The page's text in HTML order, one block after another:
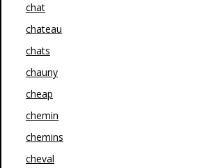
chat
chateau
chats
chauny
cheap
chemin
chemins
cheval